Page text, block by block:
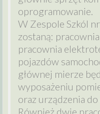
oprogramowanie.
W Zespole Szkól
zostaną:
pracownia
pojazdów
głównej mierze
wyposażeniu
oraz urządzenia
Również dwie